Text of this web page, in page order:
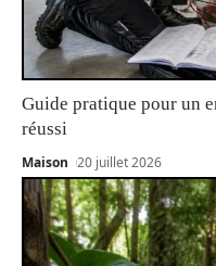
Guide pratique pour un
réussi
Maison 20 juillet 2026